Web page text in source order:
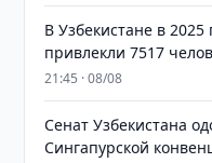
В Узбекистане в 2025
привлекли 7517
21:45 · 08/08
Сенат Узбекистана
Сингапурской